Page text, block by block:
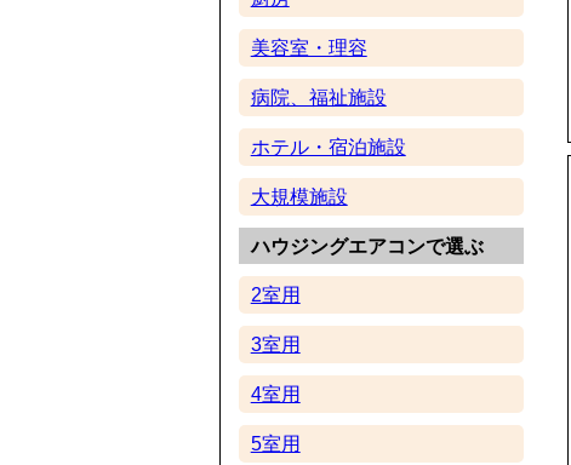
美容室・理容
病院、福祉施設
ホテル・宿泊施設
大規模施設
ハウジングエアコンで選ぶ
2室用
3室用
4室用
5室用